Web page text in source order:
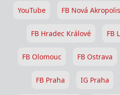
YouTube FB Nová Akropolis
FB Hradec Králové FB
FB Olomouc FB Ostrava
FB Praha IG Praha